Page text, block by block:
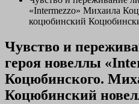
«Intermezzo» Михаила
коцюбинский
Чувство и
героя новеллы
Коцюбинского.
Коцюбинский